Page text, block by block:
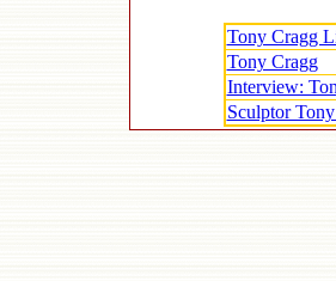
Tony Cragg
Tony Cragg
Interview:
Sculptor